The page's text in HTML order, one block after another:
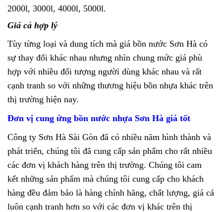
2000l, 3000l, 4000l, 5000l.
Giá cả hợp lý
Tùy từng loại và dung tích mà giá bồn nước Sơn Hà có
sự thay đổi khác nhau nhưng nhìn chung mức giá phù
hợp với nhiều đối tượng người dùng khác nhau và rất
cạnh tranh so với những thương hiệu bồn nhựa khác trên
thị trường hiện nay.
Đơn vị cung ứng bồn nước nhựa Sơn Hà giá tốt
Công ty Sơn Hà Sài Gòn đã có nhiều năm hình thành và
phát triển, chúng tôi đã cung cấp sản phẩm cho rất nhiều
các đơn vị khách hàng trên thị trường. Chúng tôi cam
kết những sản phẩm mà chúng tôi cung cấp cho khách
hàng đều đảm bảo là hàng chính hãng, chất lượng, giá cả
luôn cạnh tranh hơn so với các đơn vị khác trên thị